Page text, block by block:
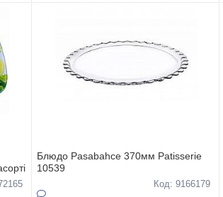
Блюдо Pasabahce 370мм Patisserie
10539
Код: 9166179